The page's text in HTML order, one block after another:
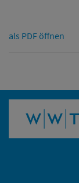
als PDF öffnen